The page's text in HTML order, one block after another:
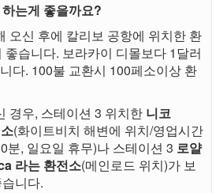
는게 좋을까요?
오신 후에 칼리보 공항에 위치한 환
습니다. 보라카이 디몰보다 1달러
다. 100불 교환시 100페소이상 환
경우, 스테이션 3 위치한 니코
(화이트비치 해변에 위치/영업시간
분, 일요일 휴무)나 스테이션 3 로얄
라는 환전소(메인로드 위치)가 보
니다.